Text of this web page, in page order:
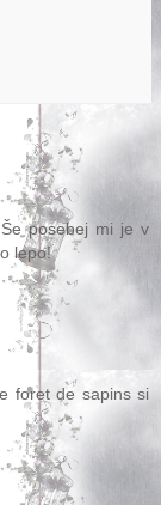
posebej mi je v
lepo!
foret de sapins si